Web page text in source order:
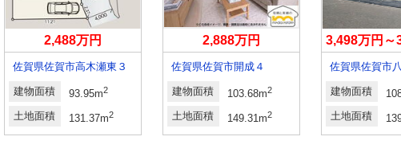
2,488万円
佐賀県佐賀市高木瀬東３
建物面積 93.95m2
土地面積 131.37m2
2,888万円
佐賀県佐賀市開成４
建物面積 103.68m2
土地面積 149.31m2
3,498万円～
佐賀県佐賀市
建物面積
土地面積